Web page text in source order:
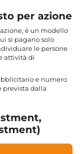
per azione
è un modello
si pagano solo
le persone
attività di
e numero
prevista dalla